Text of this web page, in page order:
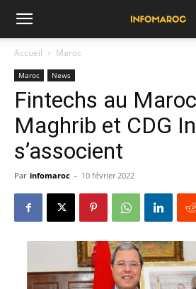
Accueil Maroc
Maroc News
Fintechs au
Maghrib et CDG
s’associent
Par infomaroc - 10 février 2022